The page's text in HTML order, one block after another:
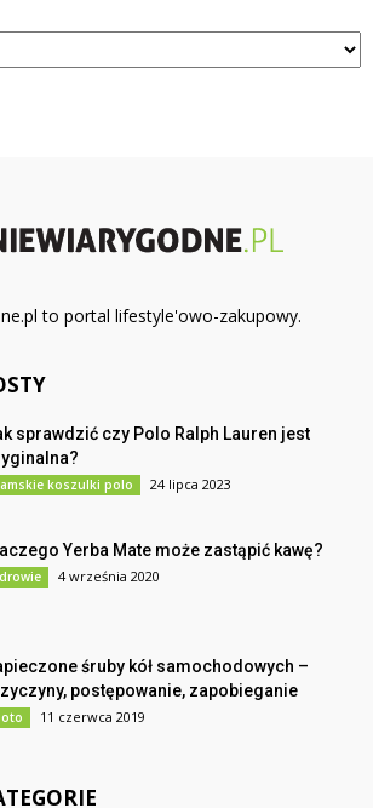
to portal lifestyle'owo-zakupowy.
sprawdzić czy Polo Ralph Lauren jest
koszulki polo 24 lipca 2023
Yerba Mate może zastąpić kawę?
4 września 2020
śruby kół samochodowych –
postępowanie, zapobieganie
11 czerwca 2019